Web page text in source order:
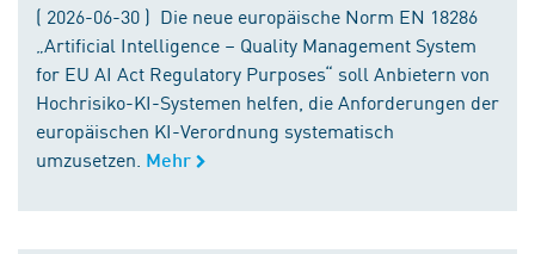
( 2026-06-30 ) Die neue europäische Norm EN 18286
„Artificial Intelligence – Quality Management System
for EU AI Act Regulatory Purposes“ soll Anbietern von
Hochrisiko-KI-Systemen helfen, die Anforderungen der
europäischen KI-Verordnung systematisch
umzusetzen. Mehr